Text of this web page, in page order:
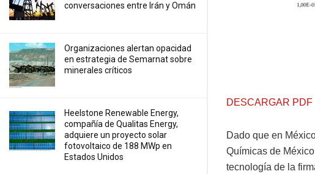
conversaciones entre Irán y Omán
Organizaciones alertan opacidad
en estrategia de Semarnat sobre
minerales críticos
Heelstone Renewable Energy,
compañía de Qualitas Energy,
adquiere un proyecto solar
fotovoltaico de 188 MWp en
Estados Unidos
DESCARGAR PDF
Dado que en
Químicas de
tecnología de la